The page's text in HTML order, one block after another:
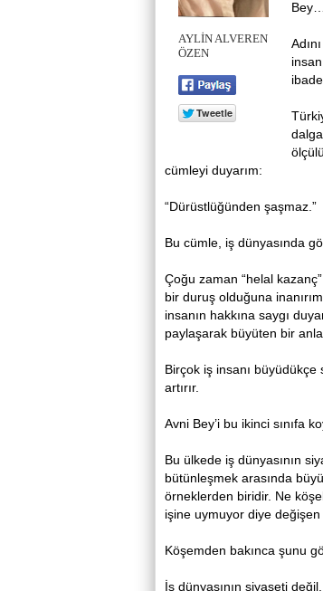
AYLİN ALVEREN
ÖZEN
Bey…
cümleyi duyarım:
“Dürüstlüğünden şaşmaz.”
Bu cümle, iş dünyasında
Çoğu zaman “helal
bir duruş olduğuna
insanın hakkına saygı
paylaşarak büyüten bir
Birçok iş insanı büyüdükçe
artırır.
Avni Bey’i bu ikinci sınıfa
Bu ülkede iş dünyasının
bütünleşmek arasında
örneklerden biridir. Ne
işine uymuyor diye değişen
Köşemden bakınca şunu
İş dünyasının siyaseti